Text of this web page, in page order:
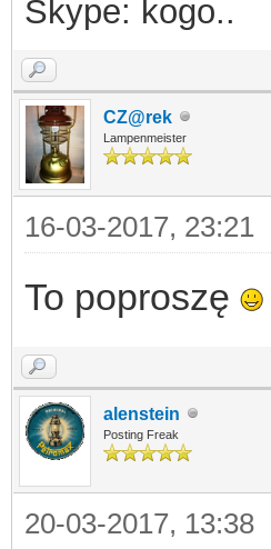
Skype: kogo..
CZ@rek
Lampenmeister
16-03-2017, 23:21
To poproszę
alenstein
Posting Freak
20-03-2017, 13:38